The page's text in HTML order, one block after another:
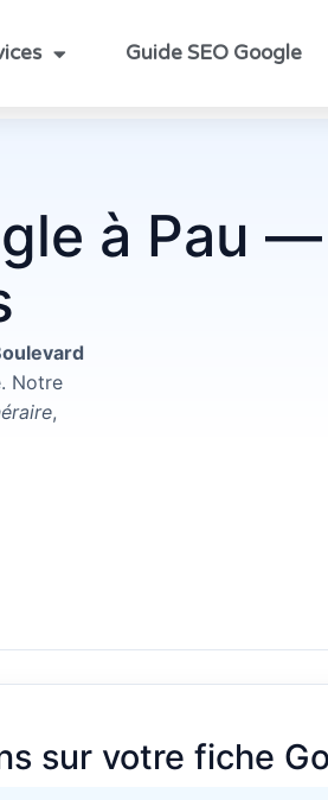
Guide SEO Google
à Pau
Notre
,
sur votre fiche